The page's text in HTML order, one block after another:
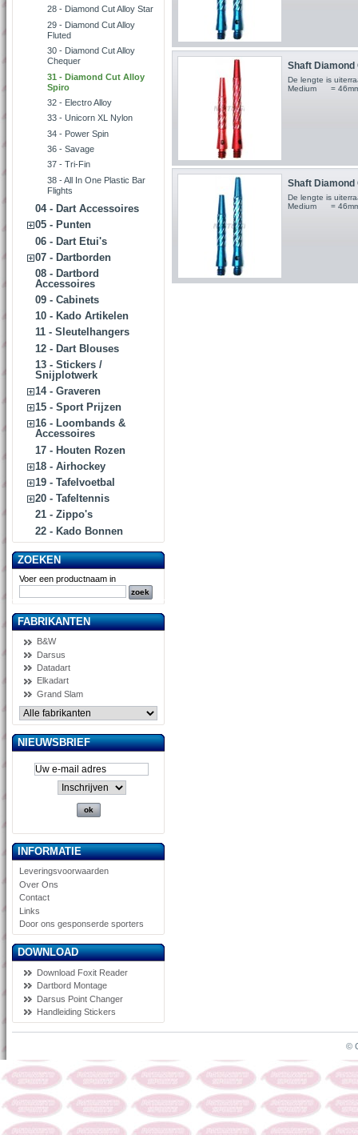
28 - Diamond Cut Alloy Star
29 - Diamond Cut Alloy
Fluted
30 - Diamond Cut Alloy
Chequer
31 - Diamond Cut Alloy
Spiro
32 - Electro Alloy
33 - Unicorn XL Nylon
34 - Power Spin
36 - Savage
37 - Tri-Fin
38 - All In One Plastic Bar
Flights
04 - Dart Accessoires
05 - Punten
06 - Dart Etui's
07 - Dartborden
08 - Dartbord
Accessoires
09 - Cabinets
10 - Kado Artikelen
11 - Sleutelhangers
12 - Dart Blouses
13 - Stickers /
Snijplotwerk
14 - Graveren
15 - Sport Prijzen
16 - Loombands &
Accessoires
17 - Houten Rozen
18 - Airhockey
19 - Tafelvoetbal
20 - Tafeltennis
21 - Zippo's
22 - Kado Bonnen
ZOEKEN
Voer een productnaam in
FABRIKANTEN
B&W
Darsus
Datadart
Elkadart
Grand Slam
NIEUWSBRIEF
INFORMATIE
Leveringsvoorwaarden
Over Ons
Contact
Links
Door ons gesponserde sporters
DOWNLOAD
Download Foxit Reader
Dartbord Montage
Darsus Point Changer
Handleiding Stickers
Shaft Diamond
De lengte is
Medium =
Shaft Diamond
De lengte is
Medium =
©